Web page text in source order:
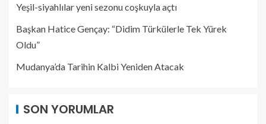
Yeşil-siyahlılar yeni sezonu coşkuyla açtı
Başkan Hatice Gençay: “Didim Türkülerle Tek Yürek
Oldu”
Mudanya’da Tarihin Kalbi Yeniden Atacak
SON YORUMLAR